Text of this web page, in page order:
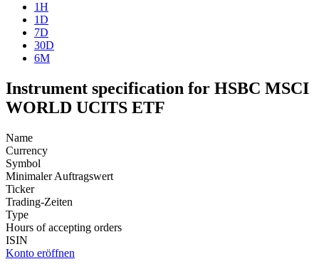
1H
1D
7D
30D
6M
Instrument specification for HSBC MSCI
WORLD UCITS ETF
Name
Currency
Symbol
Minimaler Auftragswert
Ticker
Trading-Zeiten
Type
Hours of accepting orders
ISIN
Konto eröffnen